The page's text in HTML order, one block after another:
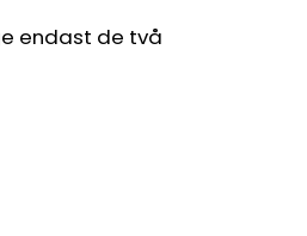
endast de två